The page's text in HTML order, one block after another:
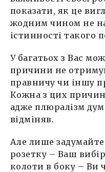
показати, як це
жодним чином не
істинності такого
У багатьох з Вас
причини не
правничу чи іншу
Кожна з цих
адже плюралізм
відміняв.
Але лише
розетку – Ваш
колоти в боку – Ви